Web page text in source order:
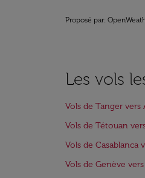
Proposé par:
Les vols
Vols de Tanger vers
Vols de Tétouan
Vols de Casablanca
Vols de Genève